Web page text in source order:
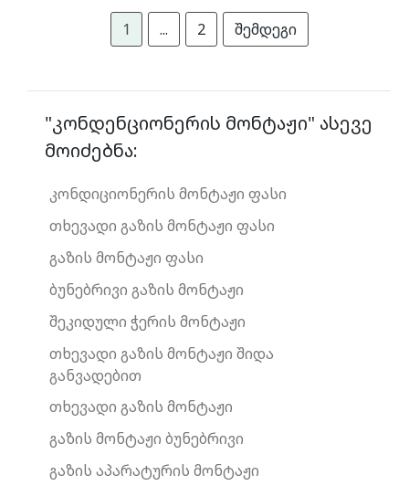
1 ... 2 შემდეგი
"კონდენციონერის მონტაჟი" ასევე
მოიძებნა:
კონდიციონერის მონტაჟი ფასი
თხევადი გაზის მონტაჟი ფასი
გაზის მონტაჟი ფასი
ბუნებრივი გაზის მონტაჟი
შეკიდული ჭერის მონტაჟი
თხევადი გაზის მონტაჟი შიდა
განვადებით
თხევადი გაზის მონტაჟი
გაზის მონტაჟი ბუნებრივი
გაზის აპარატურის მონტაჟი